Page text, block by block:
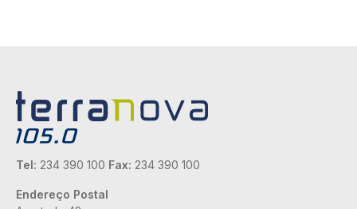
Tel: 234 390 100 Fax: 234 390 100
Endereço Postal